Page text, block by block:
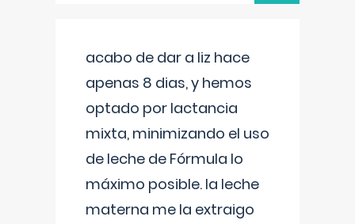
acabo de dar a liz hace
apenas 8 dias, y hemos
optado por lactancia
mixta, minimizando el uso
de leche de Fórmula lo
máximo posible. la leche
materna me la extraigo